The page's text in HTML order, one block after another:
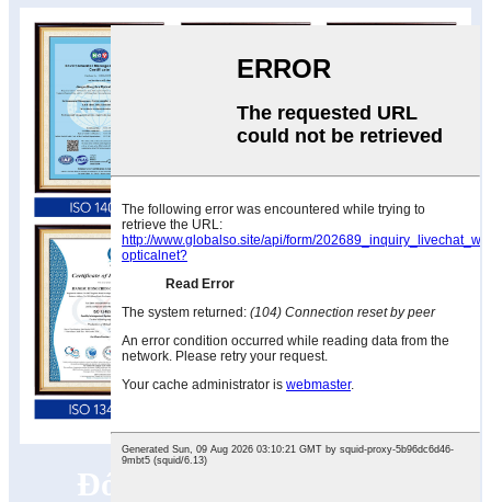
Đóng gói & Vận chuyển